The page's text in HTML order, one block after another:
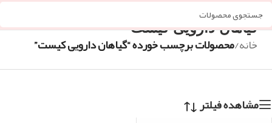
گیاهان دارویی کیست
خانه/محصولات برچسب خورده “گیاهان دارویی کیست”
مشاهده فیلتر